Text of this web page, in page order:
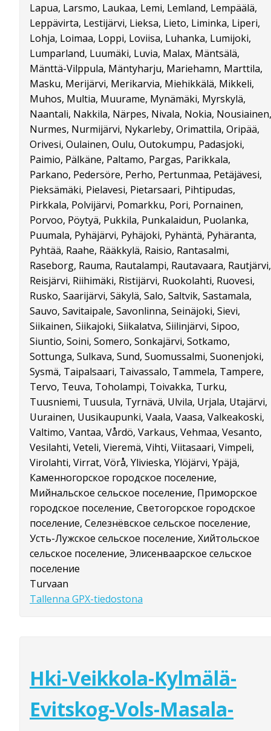
Lapua, Larsmo, Laukaa, Lemi, Lemland, Lempäälä,
Leppävirta, Lestijärvi, Lieksa, Lieto, Liminka, Liperi,
Lohja, Loimaa, Loppi, Loviisa, Luhanka, Lumijoki,
Lumparland, Luumäki, Luvia, Malax, Mäntsälä,
Mänttä-Vilppula, Mäntyharju, Mariehamn, Marttila,
Masku, Merijärvi, Merikarvia, Miehikkälä, Mikkeli,
Muhos, Multia, Muurame, Mynämäki, Myrskylä,
Naantali, Nakkila, Närpes, Nivala, Nokia, Nousiainen,
Nurmes, Nurmijärvi, Nykarleby, Orimattila, Oripää,
Orivesi, Oulainen, Oulu, Outokumpu, Padasjoki,
Paimio, Pälkäne, Paltamo, Pargas, Parikkala,
Parkano, Pedersöre, Perho, Pertunmaa, Petäjävesi,
Pieksämäki, Pielavesi, Pietarsaari, Pihtipudas,
Pirkkala, Polvijärvi, Pomarkku, Pori, Pornainen,
Porvoo, Pöytyä, Pukkila, Punkalaidun, Puolanka,
Puumala, Pyhäjärvi, Pyhäjoki, Pyhäntä, Pyhäranta,
Pyhtää, Raahe, Rääkkylä, Raisio, Rantasalmi,
Raseborg, Rauma, Rautalampi, Rautavaara, Rautjärvi,
Reisjärvi, Riihimäki, Ristijärvi, Ruokolahti, Ruovesi,
Rusko, Saarijärvi, Säkylä, Salo, Saltvik, Sastamala,
Sauvo, Savitaipale, Savonlinna, Seinäjoki, Sievi,
Siikainen, Siikajoki, Siikalatva, Siilinjärvi, Sipoo,
Siuntio, Soini, Somero, Sonkajärvi, Sotkamo,
Sottunga, Sulkava, Sund, Suomussalmi, Suonenjoki,
Sysmä, Taipalsaari, Taivassalo, Tammela, Tampere,
Tervo, Teuva, Toholampi, Toivakka, Turku,
Tuusniemi, Tuusula, Tyrnävä, Ulvila, Urjala, Utajärvi,
Uurainen, Uusikaupunki, Vaala, Vaasa, Valkeakoski,
Valtimo, Vantaa, Vårdö, Varkaus, Vehmaa, Vesanto,
Vesilahti, Veteli, Vieremä, Vihti, Viitasaari, Vimpeli,
Virolahti, Virrat, Vörå, Ylivieska, Ylöjärvi, Ypäjä,
Каменногорское городское поселение,
Мийнальское сельское поселение, Приморское
городское поселение, Светогорское городское
поселение, Селезнёвское сельское поселение,
Усть-Лужское сельское поселение, Хийтольское
сельское поселение, Элисенваарское сельское
поселение
Turvaan
Tallenna GPX-tiedostona
Hki-Veikkola-Kylmälä-
Evitskog-Vols-Masala-